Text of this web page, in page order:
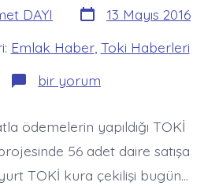
DAYI Yazı
tarihi
13 Mayıs 2016
Emlak Haber, Toki Haberleri
Aksaray
Güzelyurt
kura
çekilişi
bugün!
için
bir yorum
ödemelerin yapıldığı TOKİ
56 adet daire satışa
TOKİ kura çekilişi bugün…